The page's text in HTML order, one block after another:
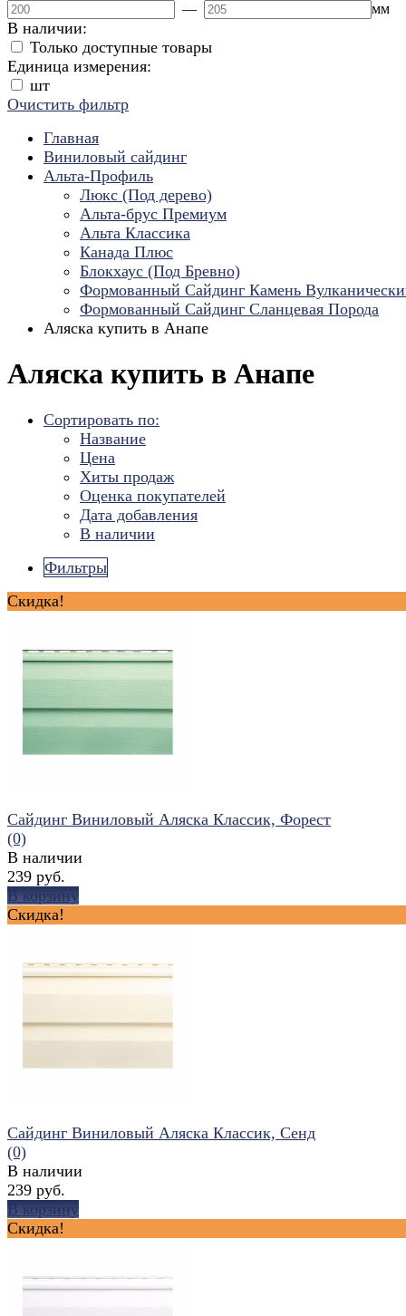
— мм
В наличии:
Только доступные товары
Единица измерения:
шт
Очистить фильтр
Главная
Виниловый сайдинг
Альта-Профиль
Люкс (Под дерево)
Альта-брус Премиум
Альта Классика
Канада Плюс
Блокхаус (Под Бревно)
Формованный Сайдинг Камень
Формованный Сайдинг Сланцевая Порода
Аляска купить в Анапе
Аляска купить в Анапе
Сортировать по:
Название
Цена
Хиты продаж
Оценка покупателей
Дата добавления
В наличии
Фильтры
Скидка!
Сайдинг Виниловый Аляска Классик, Форест
(0)
В наличии
239 руб.
В корзину
Скидка!
Сайдинг Виниловый Аляска Классик, Сенд
(0)
В наличии
239 руб.
В корзину
Скидка!